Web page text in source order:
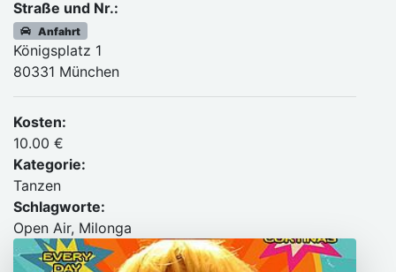
Straße und Nr.:
Anfahrt
Königsplatz 1
80331 München
Kosten:
10.00 €
Kategorie:
Tanzen
Schlagworte:
Open Air, Milonga